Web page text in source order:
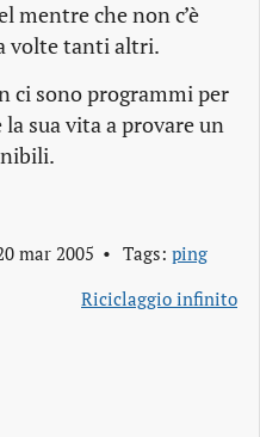
mentre che non c’è
volte tanti altri.
ci sono programmi per
sua vita a provare un
mar 2005 Tags: ping
Riciclaggio infinito